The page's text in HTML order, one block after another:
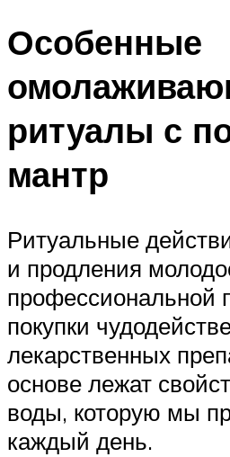
Особенные
ритуалы с
мантр
Ритуальные
и продления
профессиональной
покупки
лекарственных
основе лежат
воды, которую мы
каждый день.